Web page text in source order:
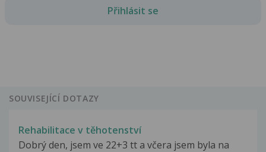
Přihlásit se
SOUVISEJÍCÍ DOTAZY
Rehabilitace v těhotenství
Dobrý den, jsem ve 22+3 tt a včera jsem byla na